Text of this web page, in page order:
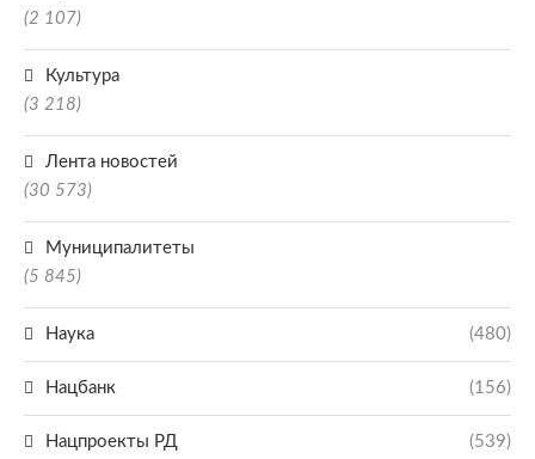
(2 107)
Культура
(3 218)
Лента новостей
(30 573)
Муниципалитеты
(5 845)
Наука (480)
Нацбанк (156)
Нацпроекты РД (539)